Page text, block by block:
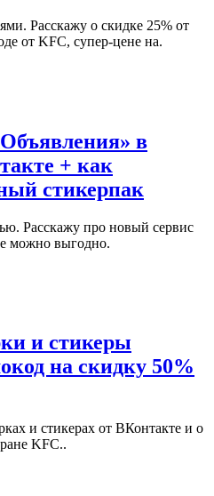
Расскажу о скидке 25% от
от KFC, супер-цене на.
в
+ как
стикерпак
Расскажу про новый сервис
можно выгодно.
и стикеры
на скидку 50%
и стикерах от ВКонтакте и о
KFC..